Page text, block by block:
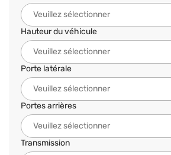
Hauteur du véhicule
Porte latérale
Portes arrières
Transmission